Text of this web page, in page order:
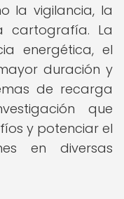
la vigilancia, la
cartografía. La
energética, el
duración y
de recarga
que
y potenciar el
en diversas